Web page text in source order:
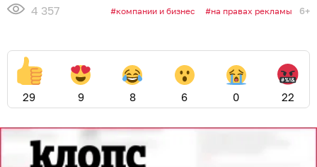
4 357 компании и бизнес на правах рекламы 6+
29 9 8 6 0 22